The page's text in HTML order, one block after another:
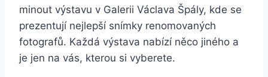
minout výstavu v Galerii Václava Špály, kde se
prezentují nejlepší snímky renomovaných
fotografů. Každá výstava nabízí něco jiného a
je jen na vás, kterou si vyberete.